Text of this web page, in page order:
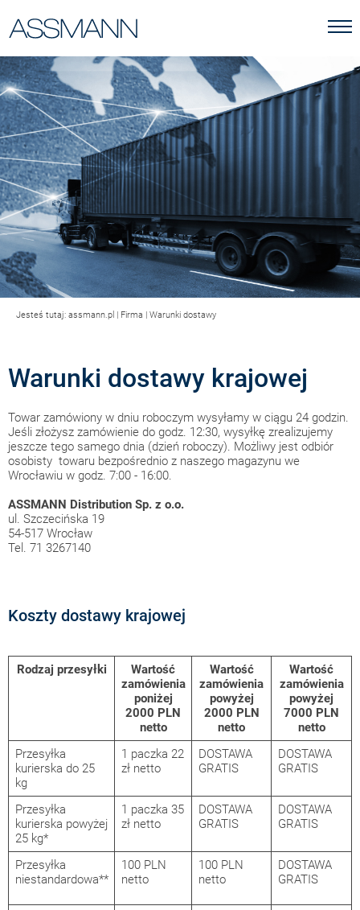
Jesteś tutaj: assmann.pl | Firma | Warunki dostawy
Warunki dostawy krajowej
Towar zamówiony w dniu roboczym wysyłamy w ciągu 24 godzin.
Jeśli złożysz zamówienie do godz. 12:30, wysyłkę zrealizujemy
jeszcze tego samego dnia (dzień roboczy). Możliwy jest odbiór
osobisty towaru bezpośrednio z naszego magazynu we
Wrocławiu w godz. 7:00 - 16:00.
ASSMANN Distribution Sp. z o.o.
ul. Szczecińska 19
54-517 Wrocław
Tel. 71 3267140
Koszty dostawy krajowej
Rodzaj przesyłki
Wartość
zamówienia
poniżej
2000 PLN
netto
Wartość
zamówienia
powyżej
2000 PLN
netto
Wartość
zamówienia
powyżej
7000 PLN
netto
Przesyłka
kurierska do 25
kg
1 paczka 22
zł netto
DOSTAWA
GRATIS
DOSTAWA
GRATIS
Przesyłka
kurierska powyżej
25 kg*
1 paczka 35
zł netto
DOSTAWA
GRATIS
DOSTAWA
GRATIS
Przesyłka
niestandardowa**
100 PLN
netto
100 PLN
netto
DOSTAWA
GRATIS